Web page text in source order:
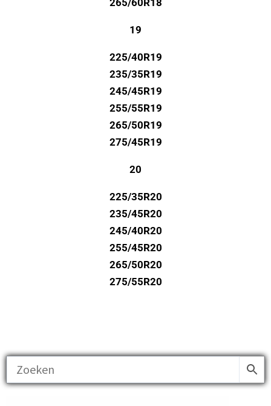
19
225/40R19
235/35R19
245/45R19
255/55R19
265/50R19
275/45R19
20
225/35R20
235/45R20
245/40R20
255/45R20
265/50R20
275/55R20